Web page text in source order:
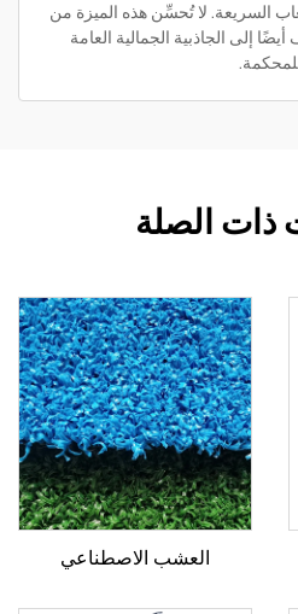
السريعة. لا تُحسِّن هذه الميزة من
إلى الجاذبية الجمالية العامة
ذات الصلة
العشب الاصطناعي